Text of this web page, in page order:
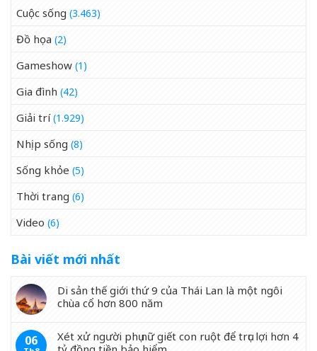
Cuộc sống (3.463)
Đồ họa (2)
Gameshow (1)
Gia đình (42)
Giải trí(1.929)
Nhịp sống (8)
Sống khỏe (5)
Thời trang (6)
Video (6)
Bài viết mới nhất
Di sản thế giới thứ 9 của Thái Lan là một ngôi
chùa cổ hơn 800 năm
06
Xét xử người phụ nữ giết con ruột để trục lợi hơn 4